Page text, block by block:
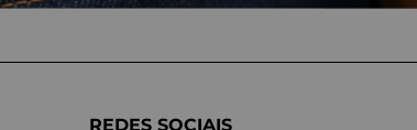
REDES SOCIAIS